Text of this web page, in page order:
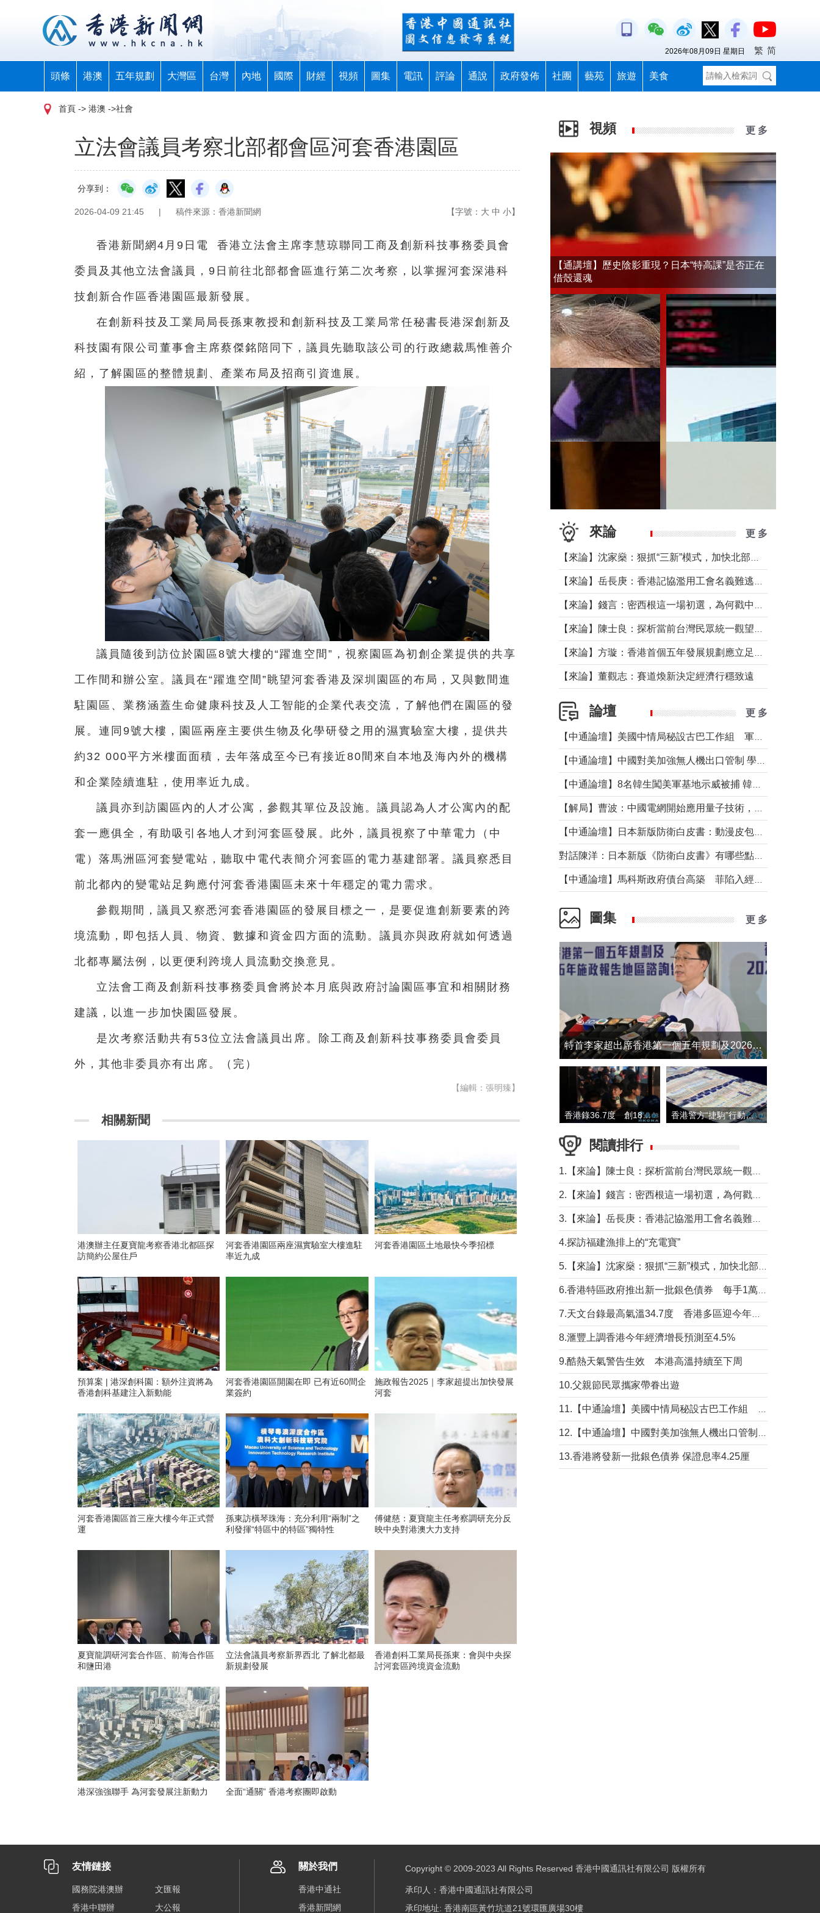
頭條 港澳 五年規劃 大灣區 台灣 內地 國際 財經 視頻 圖集 電訊 評論 通說 政府發佈 社團 藝苑 旅遊 美食
2026年08月09日 星期日 繁 简
首頁 -> 港澳 ->社會
立法會議員考察北部都會區河套香港園區
分享到：
2026-04-09 21:45 | 稿件來源：香港新聞網 【字號： 大 中 小】
香港新聞網4月9日電 香港立法會主席李慧琼聯同工商及創新科技事務委員會
委員及其他立法會議員，9日前往北部都會區進行第二次考察，以掌握河套深港科
技創新合作區香港園區最新發展。
在創新科技及工業局局長孫東教授和創新科技及工業局常任秘書長港深創新及
科技園有限公司董事會主席蔡傑銘陪同下，議員先聽取該公司的行政總裁馬惟善介
紹，了解園區的整體規劃、產業布局及招商引資進展。
議員隨後到訪位於園區8號大樓的“躍進空間”，視察園區為初創企業提供的共享
工作間和辦公室。議員在“躍進空間”眺望河套香港及深圳園區的布局，又與數間進
駐園區、業務涵蓋生命健康科技及人工智能的企業代表交流，了解他們在園區的發
展。連同9號大樓，園區兩座主要供生物及化學研發之用的濕實驗室大樓，提供共
約32 000平方米樓面面積，去年落成至今已有接近80間來自本地及海內外的機構
和企業陸續進駐，使用率近九成。
議員亦到訪園區內的人才公寓，參觀其單位及設施。議員認為人才公寓內的配
套一應俱全，有助吸引各地人才到河套區發展。此外，議員視察了中華電力（中
電）落馬洲區河套變電站，聽取中電代表簡介河套區的電力基建部署。議員察悉目
前北都內的變電站足夠應付河套香港園區未來十年穩定的電力需求。
參觀期間，議員又察悉河套香港園區的發展目標之一，是要促進創新要素的跨
境流動，即包括人員、物資、數據和資金四方面的流動。議員亦與政府就如何透過
北都專屬法例，以更便利跨境人員流動交換意見。
立法會工商及創新科技事務委員會將於本月底與政府討論園區事宜和相關財務
建議，以進一步加快園區發展。
是次考察活動共有53位立法會議員出席。除工商及創新科技事務委員會委員
外，其他非委員亦有出席。（完）
【編輯：張明臻】
相關新聞
港澳辦主任夏寶龍考察香港北都區探
訪簡約公屋住戶
河套香港園區兩座濕實驗室大樓進駐
率近九成
河套香港園區土地最快今季招標
預算案 | 港深創科園：額外注資將為
香港創科基建注入新動能
河套香港園區開園在即 已有近60間企
業簽約
施政報告2025｜李家超提出加快發展
河套
河套香港園區首三座大樓今年正式營
運
孫東訪橫琴珠海：充分利用“兩制”之
利發揮“特區中的特區”獨特性
傅健慈：夏寶龍主任考察調研充分反
映中央對港澳大力支持
夏寶龍調研河套合作區、前海合作區
和鹽田港
立法會議員考察新界西北 了解北都最
新規劃發展
香港創科工業局長孫東：會與中央探
討河套區跨境資金流動
港深強強聯手 為河套發展注新動力 全面“通關” 香港考察團即啟動
視頻 更 多
【通講壇】歷史陰影重現？日本“特高課”是否正在
借殼還魂
來論 更 多
【來論】董觀志：賽道煥新決定經濟行穩致遠
論壇 更 多
圖集 更 多
​特首李家超出席香港第一個五年規劃及2026年《施政報告》地區諮詢會
香港錄36.7度 創1884年有紀錄以來最高溫 香港警方“捷駒”行動拘147人 涉洗黑錢逾6億元
閱讀排行
4.探訪福建漁排上的“充電寶”
8.滙豐上調香港今年經濟增長預測至4.5%
9.酷熱天氣警告生效 本港高溫持續至下周
10.父親節民眾攜家帶眷出遊
13.香港將發新一批銀色債券 保證息率4.25厘
友情鏈接
國務院港澳辦
文匯報
香港中聯辦
大公報
關於我們
香港中通社
香港新聞網
Copyright © 2009-2023 All Rights Reserved 香港中國通訊社有限公司 版權所有
承印人：香港中國通訊社有限公司
承印地址: 香港南區黃竹坑道21號環匯廣場30樓